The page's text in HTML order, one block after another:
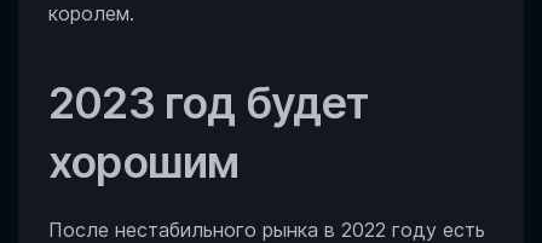
королем.
2023 год будет
хорошим
После нестабильного рынка в 2022 году есть